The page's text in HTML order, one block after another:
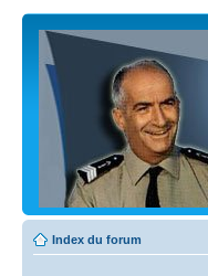
Index du forum